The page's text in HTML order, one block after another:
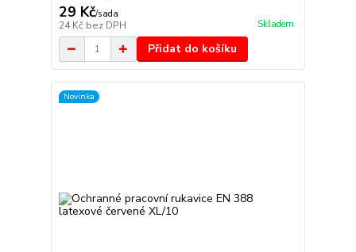
29 Kč/sada
24 Kč bez DPH Skladem
Přidat do košíku
Novinka